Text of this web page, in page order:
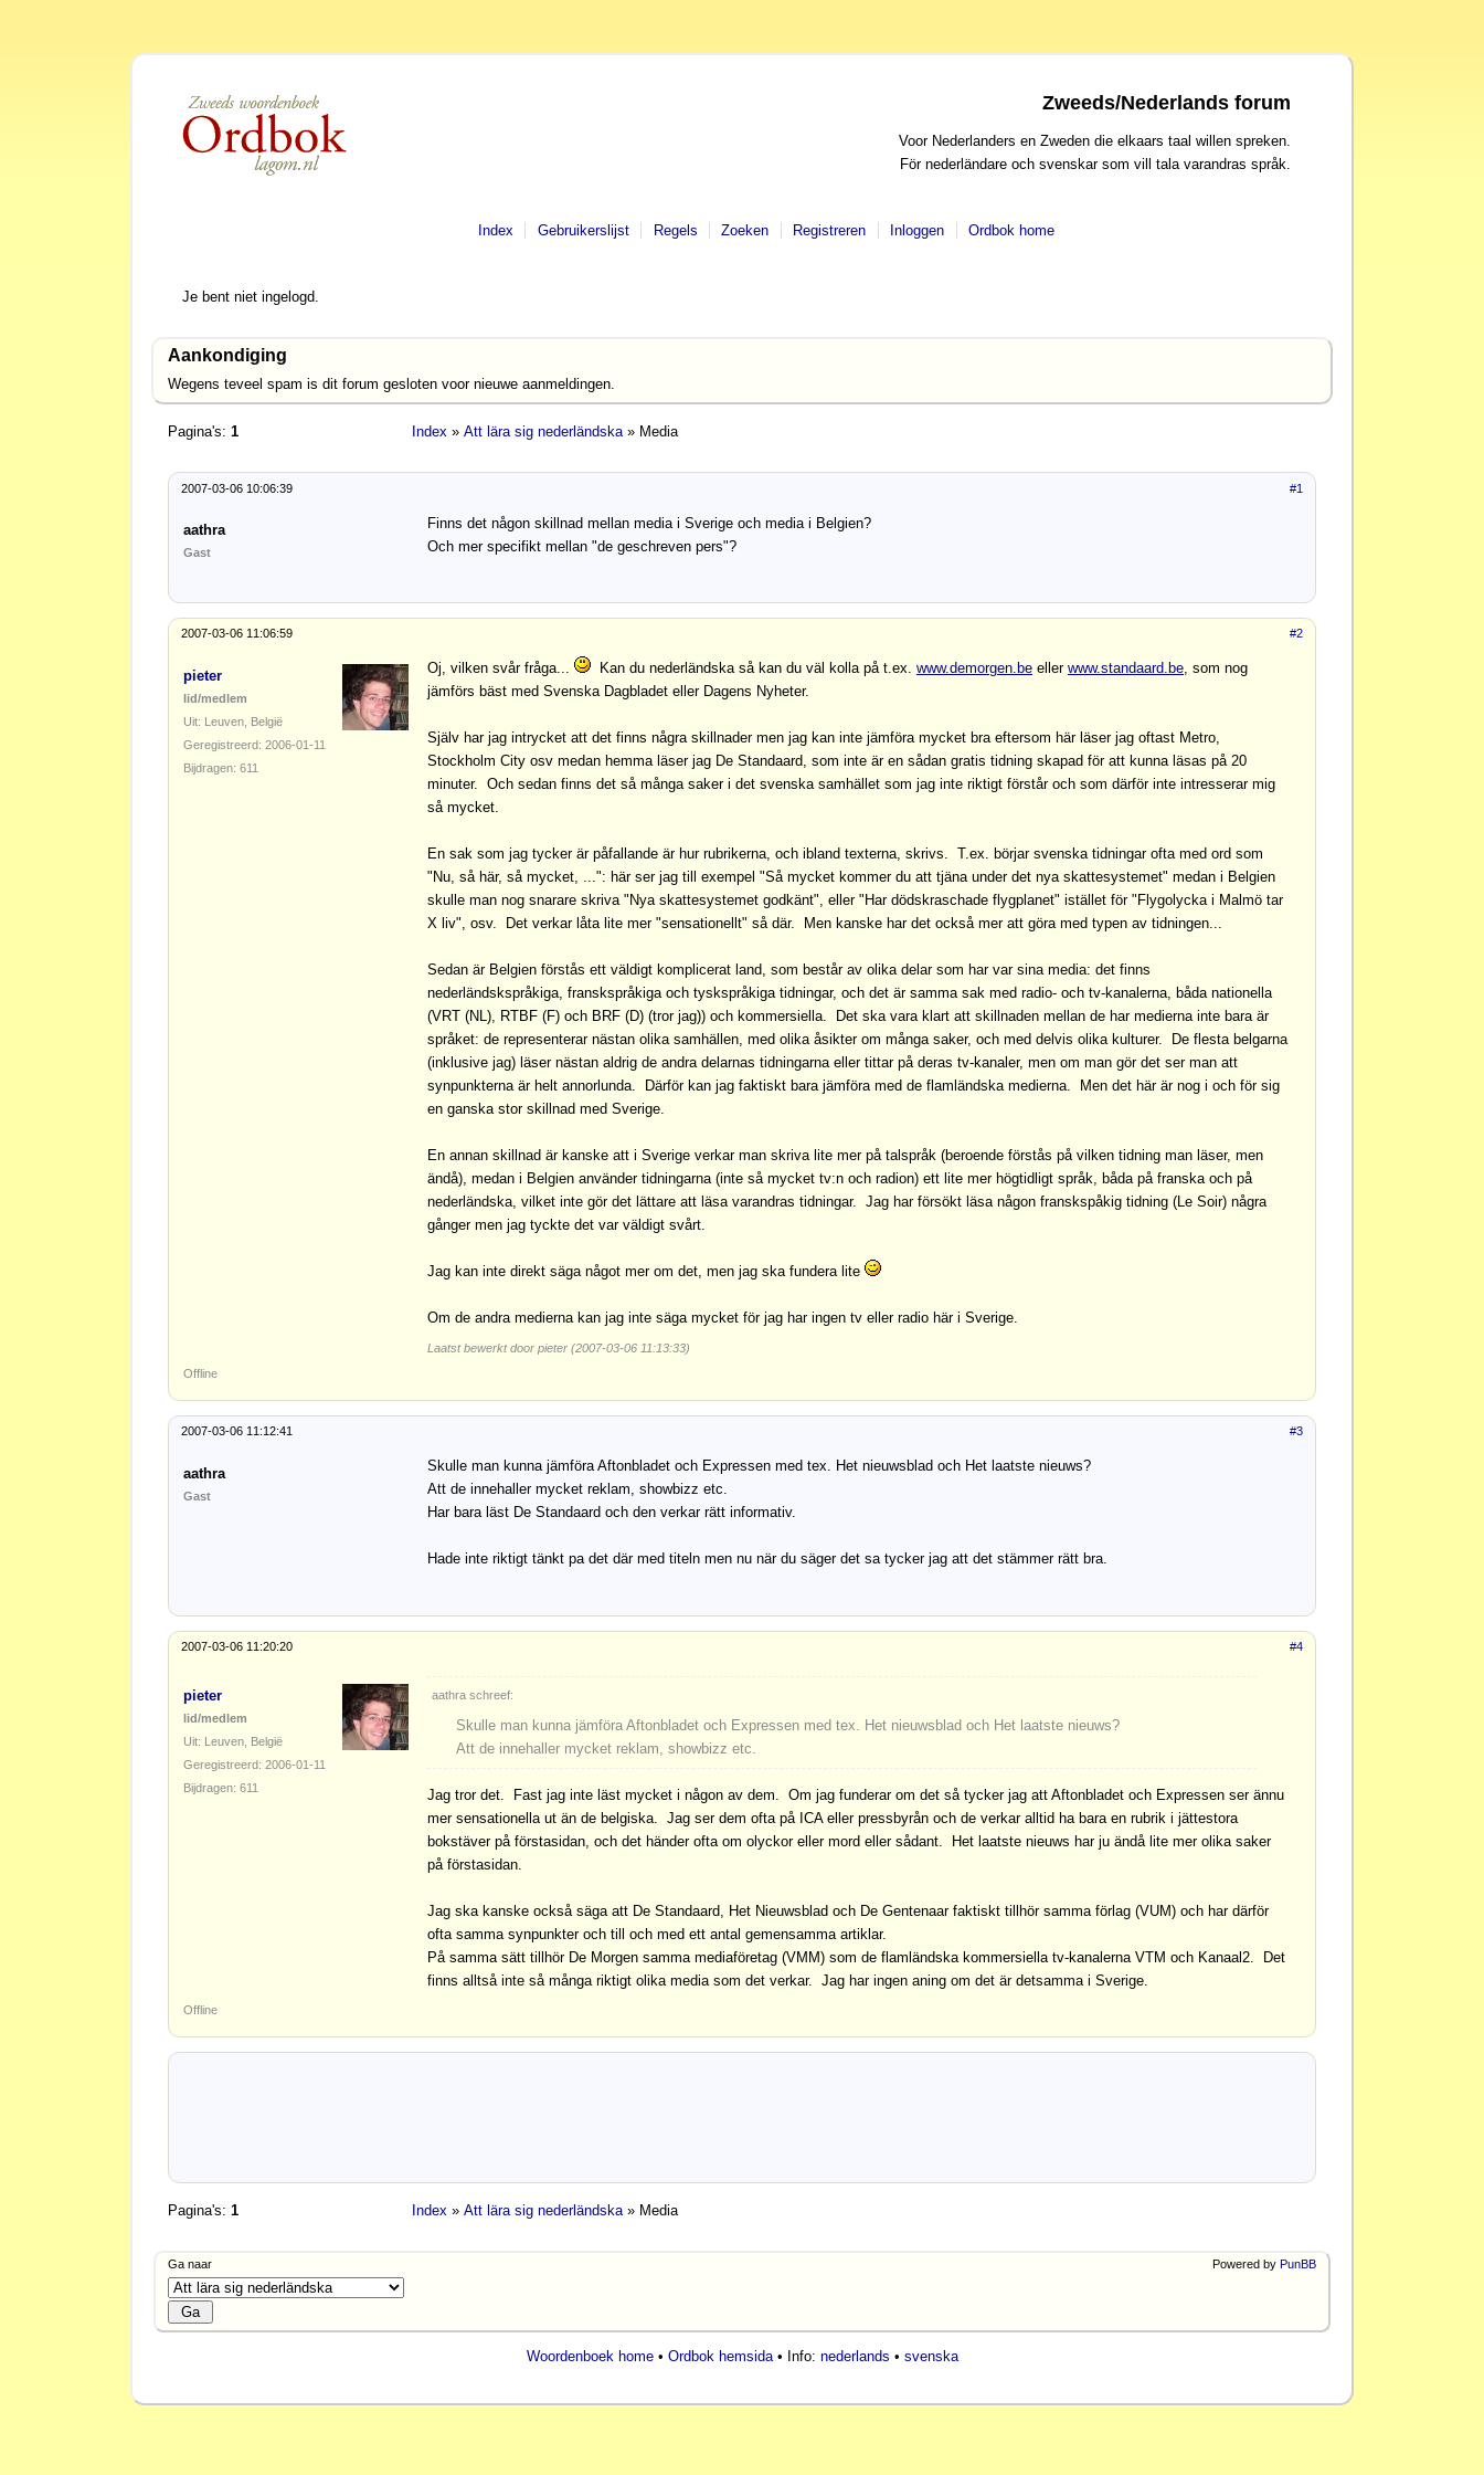
Zweeds/Nederlands forum
Voor Nederlanders en Zweden die elkaars taal willen spreken.
För nederländare och svenskar som vill tala varandras språk.
Index Gebruikerslijst Regels Zoeken Registreren Inloggen Ordbok home
Je bent niet ingelogd.
Aankondiging
Wegens teveel spam is dit forum gesloten voor nieuwe aanmeldingen.
Pagina's: 1 Index » Att lära sig nederländska» Media
#1
2007-03-06 10:06:39
aathra
Gast
Finns det någon skillnad mellan media i Sverige och media i Belgien?
Och mer specifikt mellan "de geschreven pers"?
#2
2007-03-06 11:06:59
pieter
lid/medlem
Uit: Leuven, België
Geregistreerd: 2006-01-11
Bijdragen: 611
Oj, vilken svår fråga... Kan du nederländska så kan du väl kolla på t.ex. www.demorgen.be eller www.standaard.be, som nog
jämförs bäst med Svenska Dagbladet eller Dagens Nyheter.
Själv har jag intrycket att det finns några skillnader men jag kan inte jämföra mycket bra eftersom här läser jag oftast Metro,
Stockholm City osv medan hemma läser jag De Standaard, som inte är en sådan gratis tidning skapad för att kunna läsas på 20
minuter. Och sedan finns det så många saker i det svenska samhället som jag inte riktigt förstår och som därför inte intresserar mig
så mycket.
En sak som jag tycker är påfallande är hur rubrikerna, och ibland texterna, skrivs. T.ex. börjar svenska tidningar ofta med ord som
"Nu, så här, så mycket, ...": här ser jag till exempel "Så mycket kommer du att tjäna under det nya skattesystemet" medan i Belgien
skulle man nog snarare skriva "Nya skattesystemet godkänt", eller "Har dödskraschade flygplanet" istället för "Flygolycka i Malmö tar
X liv", osv. Det verkar låta lite mer "sensationellt" så där. Men kanske har det också mer att göra med typen av tidningen...
Sedan är Belgien förstås ett väldigt komplicerat land, som består av olika delar som har var sina media: det finns
nederländskspråkiga, franskspråkiga och tyskspråkiga tidningar, och det är samma sak med radio- och tv-kanalerna, båda nationella
(VRT (NL), RTBF (F) och BRF (D) (tror jag)) och kommersiella. Det ska vara klart att skillnaden mellan de har medierna inte bara är
språket: de representerar nästan olika samhällen, med olika åsikter om många saker, och med delvis olika kulturer. De flesta belgarna
(inklusive jag) läser nästan aldrig de andra delarnas tidningarna eller tittar på deras tv-kanaler, men om man gör det ser man att
synpunkterna är helt annorlunda. Därför kan jag faktiskt bara jämföra med de flamländska medierna. Men det här är nog i och för sig
en ganska stor skillnad med Sverige.
En annan skillnad är kanske att i Sverige verkar man skriva lite mer på talspråk (beroende förstås på vilken tidning man läser, men
ändå), medan i Belgien använder tidningarna (inte så mycket tv:n och radion) ett lite mer högtidligt språk, båda på franska och på
nederländska, vilket inte gör det lättare att läsa varandras tidningar. Jag har försökt läsa någon franskspåkig tidning (Le Soir) några
gånger men jag tyckte det var väldigt svårt.
Jag kan inte direkt säga något mer om det, men jag ska fundera lite
Om de andra medierna kan jag inte säga mycket för jag har ingen tv eller radio här i Sverige.
Laatst bewerkt door pieter (2007-03-06 11:13:33)
Offline
#3
2007-03-06 11:12:41
aathra
Gast
Skulle man kunna jämföra Aftonbladet och Expressen med tex. Het nieuwsblad och Het laatste nieuws?
Att de innehaller mycket reklam, showbizz etc.
Har bara läst De Standaard och den verkar rätt informativ.
Hade inte riktigt tänkt pa det där med titeln men nu när du säger det sa tycker jag att det stämmer rätt bra.
#4
2007-03-06 11:20:20
pieter
lid/medlem
Uit: Leuven, België
Geregistreerd: 2006-01-11
Bijdragen: 611
aathra schreef:
Skulle man kunna jämföra Aftonbladet och Expressen med tex. Het nieuwsblad och Het laatste nieuws?
Att de innehaller mycket reklam, showbizz etc.
Jag tror det. Fast jag inte läst mycket i någon av dem. Om jag funderar om det så tycker jag att Aftonbladet och Expressen ser ännu
mer sensationella ut än de belgiska. Jag ser dem ofta på ICA eller pressbyrån och de verkar alltid ha bara en rubrik i jättestora
bokstäver på förstasidan, och det händer ofta om olyckor eller mord eller sådant. Het laatste nieuws har ju ändå lite mer olika saker
på förstasidan.
Jag ska kanske också säga att De Standaard, Het Nieuwsblad och De Gentenaar faktiskt tillhör samma förlag (VUM) och har därför
ofta samma synpunkter och till och med ett antal gemensamma artiklar.
På samma sätt tillhör De Morgen samma mediaföretag (VMM) som de flamländska kommersiella tv-kanalerna VTM och Kanaal2. Det
finns alltså inte så många riktigt olika media som det verkar. Jag har ingen aning om det är detsamma i Sverige.
Offline
Pagina's: 1 Index » Att lära sig nederländska» Media
Ga naar Powered by PunBB
Woordenboek home• Ordbok hemsida• Info: nederlands • svenska